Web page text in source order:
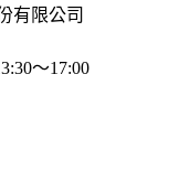
有限公司
～17:00